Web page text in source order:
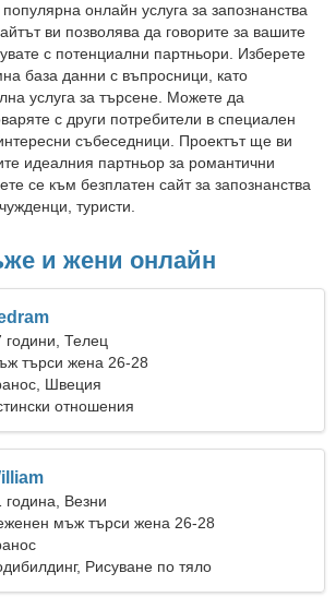
онлайн услуга за запознанства
ви позволява да говорите за вашите
с потенциални партньори. Изберете
база данни с въпросници, като
услуга за търсене. Можете да
с други потребители в специален
събеседници. Проектът ще ви
идеалния партньор за романтични
се към безплатен сайт за запознанства
туристи.
и жени онлайн
години, Телец
търси жена 26-28
Швеция
отношения
година, Везни
мъж търси жена 26-28
Рисуване по тяло